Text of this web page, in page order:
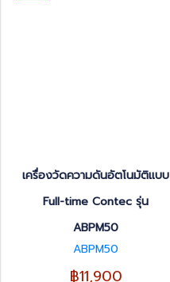
เครื่องวัดความดันอัตโนมัติแบบ
Full-time Contec รุ่น
ABPM50
ABPM50
฿11,900